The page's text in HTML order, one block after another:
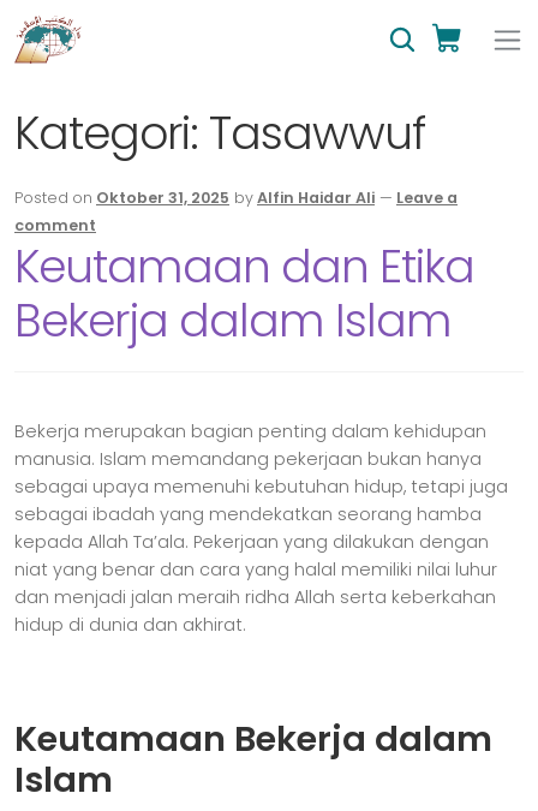
Kategori: Tasawwuf
Posted on Oktober 31, 2025 byAlfin Haidar Ali — Leave a
comment
Keutamaan dan Etika
Bekerja dalam Islam
Bekerja merupakan bagian penting dalam kehidupan
manusia. Islam memandang pekerjaan bukan hanya
sebagai upaya memenuhi kebutuhan hidup, tetapi juga
sebagai ibadah yang mendekatkan seorang hamba
kepada Allah Ta’ala. Pekerjaan yang dilakukan dengan
niat yang benar dan cara yang halal memiliki nilai luhur
dan menjadi jalan meraih ridha Allah serta keberkahan
hidup di dunia dan akhirat.
Keutamaan Bekerja dalam
Islam